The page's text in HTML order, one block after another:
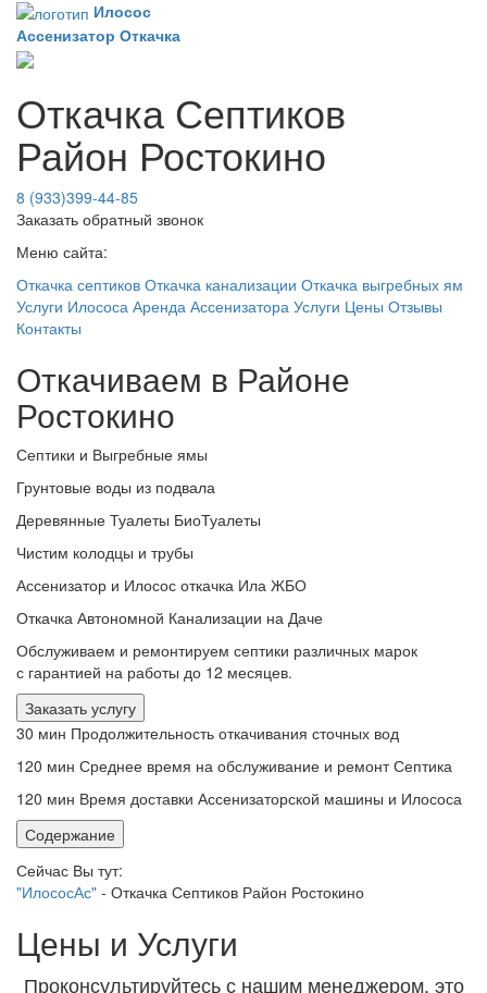
Илосос
Ассенизатор Откачка
Откачка Септиков
Район Ростокино
8 (933)399-44-85
Заказать обратный звонок
Меню сайта:
Откачка септиков Откачка канализации Откачка выгребных ям
Услуги Илососа Аренда Ассенизатора Услуги Цены Отзывы
Контакты
Откачиваем в Районе
Ростокино
Септики и Выгребные ямы
Грунтовые воды из подвала
Деревянные Туалеты БиоТуалеты
Чистим колодцы и трубы
Ассенизатор и Илосос откачка Ила ЖБО
Откачка Автономной Канализации на Даче
Обслуживаем и ремонтируем септики различных марок
с гарантией на работы до 12 месяцев.
Заказать услугу
30 мин Продолжительность откачивания сточных вод
120 мин Среднее время на обслуживание и ремонт Септика
120 мин Время доставки Ассенизаторской машины и Илососа
Содержание
Сейчас Вы тут:
"ИлососАс" - Откачка Септиков Район Ростокино
Цены и Услуги
Проконсультируйтесь с нашим менеджером, это